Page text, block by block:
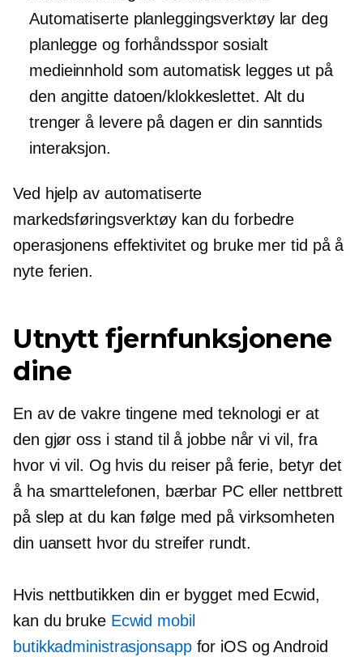
Automatiserte planleggingsverktøy lar deg
planlegge og forhåndssporsosialt
medieinnhold som automatisk legges ut på
den angitte datoen/klokkeslettet. Alt du
trenger å levere på dagen er din sanntids
interaksjon.
Ved hjelp av automatiserte
markedsføringsverktøy kan du forbedre
operasjonens effektivitet og bruke mer tid på å
nyte ferien.
Utnytt fjernfunksjonene
dine
En av de vakre tingene med teknologi er at
den gjør oss i stand til å jobbe når vi vil, fra
hvor vi vil. Og hvis du reiser på ferie, betyr det
å ha smarttelefonen, bærbar PC eller nettbrett
på slep at du kan følge med på virksomheten
din uansett hvor du streifer rundt.
Hvis nettbutikken din er bygget med Ecwid,
kan du bruke Ecwid mobil
butikkadministrasjonsappfor iOS og Android